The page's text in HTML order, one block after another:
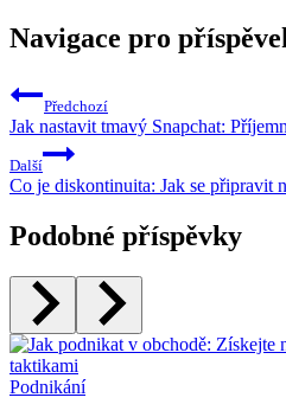
Navigace pro
Předchozí
Jak nastavit tmavý Snapchat:
Další
Co je diskontinuita: Jak se připravit
Podobné příspěvky
Podnikání